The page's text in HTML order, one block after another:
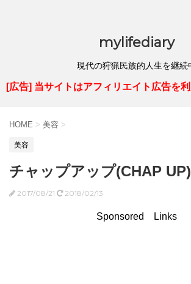
mylifediary
現代の狩猟民族的人生を継続
[広告] 当サイトはアフィリエイト広告を利
HOME > 美容 >
美容
チャップアップ(CHAP UP)
2017/08/21 2018/02/13
Sponsored Links